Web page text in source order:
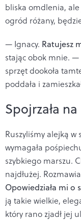
bliska omdlenia,
ogród różany,
— Ignacy. Ratujesz
stając obok mnie. —
sprzęt dookoła
poddała i
Spojrzała
Ruszyliśmy alejką w
wymagała
szybkiego marszu.
najdłużej.
Opowiedziała mi o
ją takie wielkie,
który rano zjadł jej